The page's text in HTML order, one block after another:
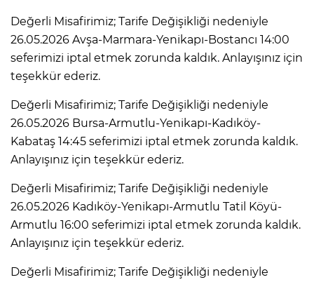
Değerli Misafirimiz; Tarife Değişikliği nedeniyle
26.05.2026 Avşa-Marmara-Yenikapı-Bostancı 14:00
seferimizi iptal etmek zorunda kaldık. Anlayışınız için
teşekkür ederiz.
Değerli Misafirimiz; Tarife Değişikliği nedeniyle
26.05.2026 Bursa-Armutlu-Yenikapı-Kadıköy-
Kabataş 14:45 seferimizi iptal etmek zorunda kaldık.
Anlayışınız için teşekkür ederiz.
Değerli Misafirimiz; Tarife Değişikliği nedeniyle
26.05.2026 Kadıköy-Yenikapı-Armutlu Tatil Köyü-
Armutlu 16:00 seferimizi iptal etmek zorunda kaldık.
Anlayışınız için teşekkür ederiz.
Değerli Misafirimiz; Tarife Değişikliği nedeniyle